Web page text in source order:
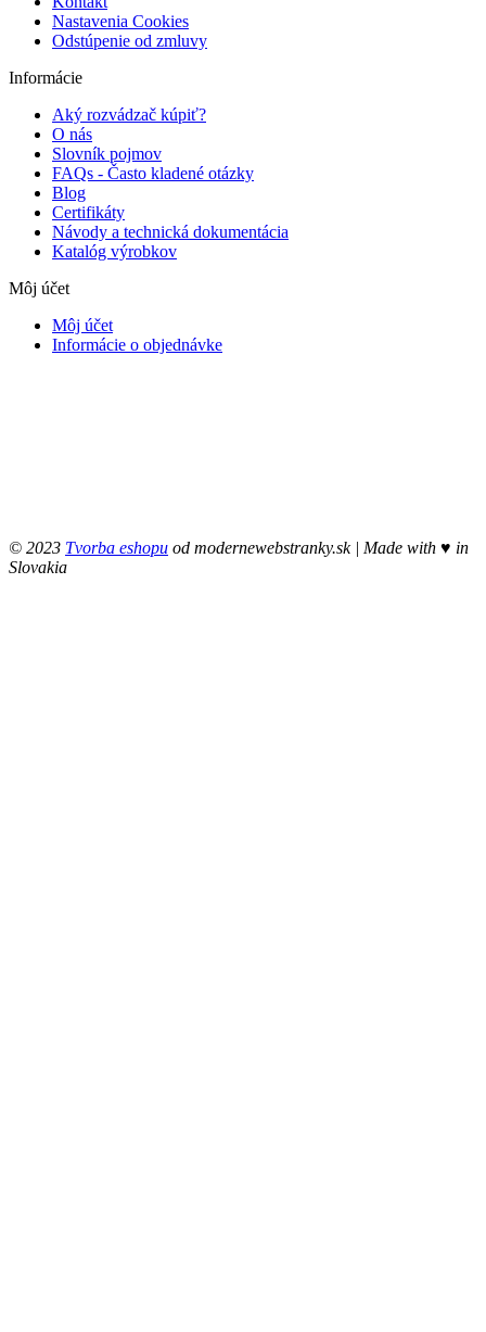
Nastavenia Cookies
Odstúpenie od zmluvy
Informácie
Aký rozvádzač kúpiť?
O nás
Slovník pojmov
FAQs - Často kladené otázky
Blog
Certifikáty
Návody a technická dokumentácia
Katalóg výrobkov
Môj účet
Môj účet
Informácie o objednávke
© 2023 Tvorba eshopu od modernewebstranky.sk | Made with ♥ in
Slovakia